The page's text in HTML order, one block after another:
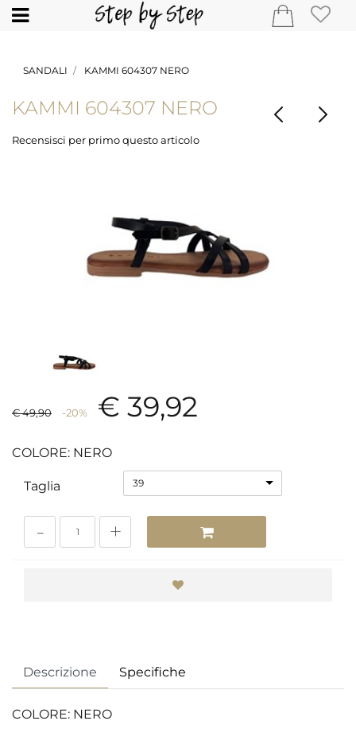
Open
SANDALI KAMMI 604307 NERO
KAMMI 604307 NERO
Recensisci per primo questo articolo
€ 49,90 -20% € 39,92
COLORE: NERO
Taglia 39
Descrizione Specifiche
COLORE: NERO